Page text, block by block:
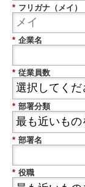
* フリガナ（メイ）
* 企業名
* 従業員数
* 部署分類
* 部署名
* 役職